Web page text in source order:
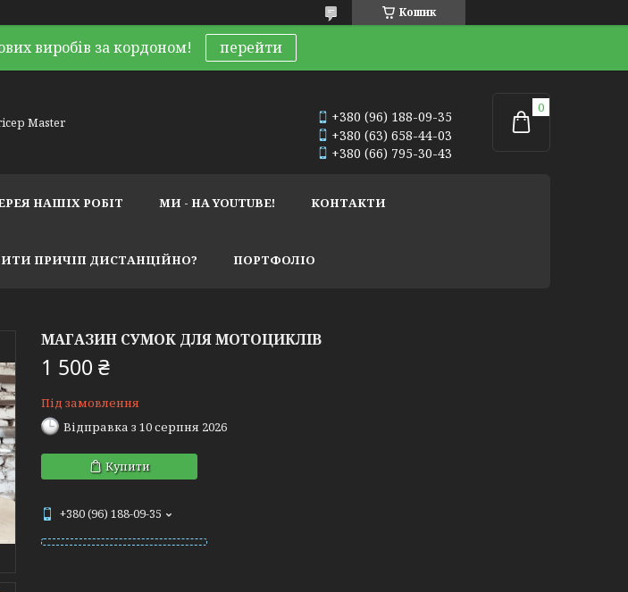
Кошик
виробів за кордоном! перейти
Master
+380 (96) 188-09-35
+380 (63) 658-44-03
+380 (66) 795-30-43
НАШІХ РОБІТ МИ - НА YOUTUBE! КОНТАКТИ
ПРИЧІП ДИСТАНЦІЙНО? ПОРТФОЛІО
МАГАЗИН СУМОК ДЛЯ МОТОЦИКЛІВ
1 500 ₴
Під замовлення
Відправка з 10 серпня 2026
Купити
+380 (96) 188-09-35